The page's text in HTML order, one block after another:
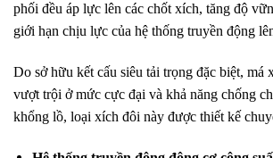
phối đều áp lực lên các chốt xích, tăng độ
giới hạn chịu lực của hệ thống truyền động
Do sở hữu kết cấu siêu tải trọng đặc biệt, má
vượt trội ở mức cực đại và khả năng chống
khổng lồ, loại xích đôi này được thiết kế